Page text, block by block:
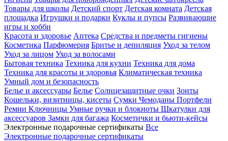
Товары для школы Детский спорт Детская комната Детская
площадка Игрушки и подарки Куклы и пупсы Развивающие
игры и хобби
Красота и здоровье Аптека Средства и предметы гигиены
Косметика Парфюмерия Бритье и депиляция Уход за телом
Уход за лицом Уход за волосами
Бытовая техника Техника для кухни Техника для дома
Техника для красоты и здоровья Климатическая техника
Умный дом и безопасность
Белье и аксессуары Белье Солнцезащитные очки Зонты
Кошельки, визитницы, кисеты Сумки Чемоданы Портфели
Ремни Ключницы Умные ручки и блокноты Шкатулки для
аксессуаров Замки для багажа Косметички и бьюти-кейсы
Электронные подарочные сертификаты Все
Электронные подарочные сертификаты